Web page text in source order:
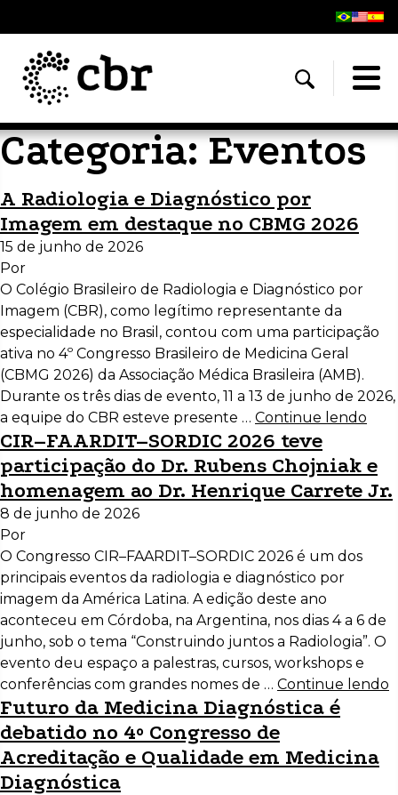
Categoria:Eventos
A Radiologia e Diagnóstico por
Imagem em destaque no CBMG 2026
15 de junho de 2026
Por
O Colégio Brasileiro de Radiologia e Diagnóstico por
Imagem (CBR), como legítimo representante da
especialidade no Brasil, contou com uma participação
ativa no 4º Congresso Brasileiro de Medicina Geral
(CBMG 2026) da Associação Médica Brasileira (AMB).
Durante os três dias de evento, 11 a 13 de junho de 2026,
a equipe do CBR esteve presente … Continue lendo
CIR–FAARDIT–SORDIC 2026 teve
participação do Dr. Rubens Chojniak e
homenagem ao Dr. Henrique Carrete Jr.
8 de junho de 2026
Por
O Congresso CIR–FAARDIT–SORDIC 2026 é um dos
principais eventos da radiologia e diagnóstico por
imagem da América Latina. A edição deste ano
aconteceu em Córdoba, na Argentina, nos dias 4 a 6 de
junho, sob o tema “Construindo juntos a Radiologia”. O
evento deu espaço a palestras, cursos, workshops e
conferências com grandes nomes de … Continue lendo
Futuro da Medicina Diagnóstica é
debatido no 4º Congresso de
Acreditação e Qualidade em Medicina
Diagnóstica